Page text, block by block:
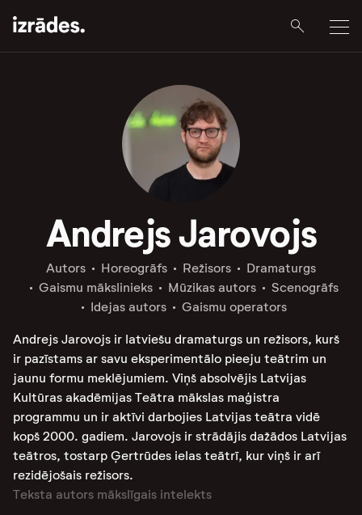
Andrejs Jarovojs
Autors Horeogrāfs Režisors
Dramaturgs
Gaismu mākslinieks
Mūzikas autors
Scenogrāfs
Idejas autors
Gaismu operators
Andrejs Jarovojs ir latviešu dramaturgs un režisors, kurš
ir pazīstams ar savu eksperimentālo pieeju teātrim un
jaunu formu meklējumiem. Viņš absolvējis Latvijas
Kultūras akadēmijas Teātra mākslas maģistra
programmu un ir aktīvi darbojies Latvijas teātra vidē
kopš 2000. gadiem. Jarovojs ir strādājis dažādos Latvijas
teātros, tostarp Ģertrūdes ielas teātrī, kur viņš ir arī
rezidējošais režisors.
Teksta autors mākslīgais intelekts